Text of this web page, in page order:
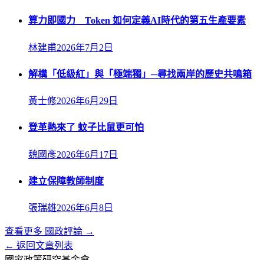
算力即國力 Token 如何定義AI時代的第五生產要素
林建甫2026年7月2日
解構「低級紅」與「極端獨」─尋找兩岸的歷史共鳴箱
黃士修2026年6月29日
登革熱來了 蚊子比鼠更可怕
魏國彥2026年6月17日
建立保障教師制度
張瑞雄2026年6月8日
查看更多 國政評論 →
← 返回文章列表